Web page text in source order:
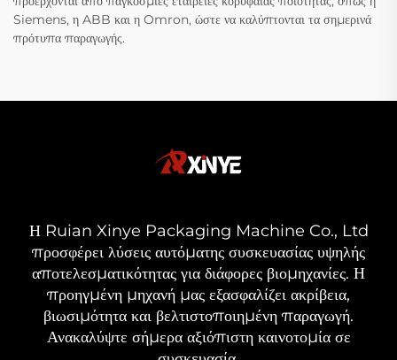
Siemens, η ABB και η Omron, ώστε να καλύπτονται τα σημερινά
πρότυπα παραγωγής.
Η Ruian Xinye Packaging Machine Co., Ltd
προσφέρει λύσεις αυτόματης συσκευασίας υψηλής
αποτελεσματικότητας για διάφορες βιομηχανίες. Η
προηγμένη μηχανή μας εξασφαλίζει ακρίβεια,
βιωσιμότητα και βελτιστοποιημένη παραγωγή.
Ανακαλύψτε σήμερα αξιόπιστη καινοτομία σε